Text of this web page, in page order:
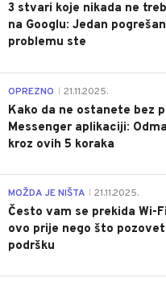
3 stvari koje nikada ne
na Googlu: Jedan
problemu ste
OPREZNO 21.11.2025.
Kako da ne ostanete bez
Messenger aplikaciji:
kroz ovih 5 koraka
MOŽDA JE NIŠTA 21.11.2025.
Često vam se prekida Wi-
ovo prije nego što
podršku